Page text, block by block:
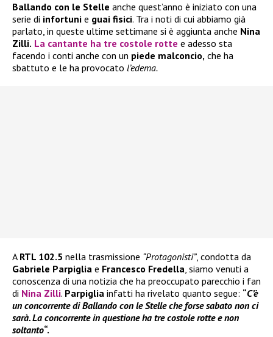
Ballando con le Stelle anche quest’anno è iniziato con una
serie di infortuni e guai fisici. Tra i noti di cui abbiamo già
parlato, in queste ultime settimane si è aggiunta anche Nina
Zilli. La cantante ha tre costole rotte e adesso sta
facendo i conti anche con un piede malconcio, che ha
sbattuto e le ha provocato l’edema.
A RTL 102.5 nella trasmissione “Protagonisti”, condotta da
Gabriele Parpiglia e Francesco Fredella, siamo venuti a
conoscenza di una notizia che ha preoccupato parecchio i fan
di Nina Zilli. Parpiglia infatti ha rivelato quanto segue: “C’è
un concorrente di Ballando con le Stelle che forse sabato non ci
sarà. La concorrente in questione ha tre costole rotte e non
soltanto“.